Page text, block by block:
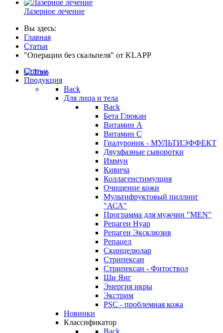
Лазерное лечение
Вы здесь:
Главная
Статьи
"Операции без скальпеля" от KLAPP
Статьи
Продукция
Back
Для лица и тела
Back
Бета Глюкан
Витамин А
Витамин С
Гиалуроник - МУЛЬТИЭФФЕКТ
Двухфазные сыворотки
Иммун
Кивича
Коллагенстимулция
Очищение кожи
Мультифруктовый пиллинг
"АСА"
Программа для мужчин "MEN"
Репаген Нуар
Репаген Эксклюзив
Репацел
Скинцелюлар
Стрипексан
Стрипексан - Фитоствол
Ши Янг
Энергия икры
Экстрим
PSC - проблемная кожа
Новинки
Классификатор
Back